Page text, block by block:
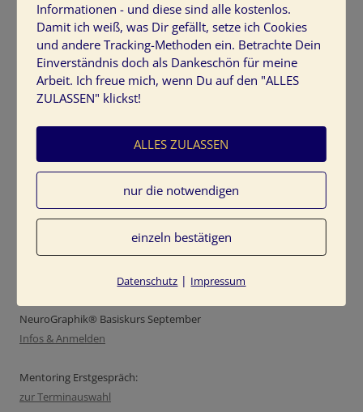
HIER SCHREIBT TINE KOCOUREK
Mit Kreativitäts-Prozessen und Naturerlebnissen begleite ich
Menschen auf ihrem Weg in die persönliche Freiheit. Mit Farben
und Bewegung gehen wir gemeinsam auf die Reise, die zu einer
grundlegenden Wandlung führt.
NeuroGraphik® Basiskurs September
Infos & Anmelden
Mentoring Erstgespräch:
zur Terminauswahl
Informationen - und diese sind alle kostenlos.
Damit ich weiß, was Dir gefällt, setze ich Cookies
und andere Tracking-Methoden ein. Betrachte Dein
Einverständnis doch als Dankeschön für meine
Arbeit. Ich freue mich, wenn Du auf den "ALLES
ZULASSEN" klickst!
ALLES ZULASSEN
nur die notwendigen
einzeln bestätigen
Datenschutz | Impressum